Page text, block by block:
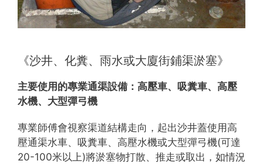
《沙井、化糞、雨水或大廈街鋪渠淤塞》
主要使用的專業通渠設備： 高壓車、吸糞車、高壓
水機、大型彈弓機
專業師傅會視察渠道結構走向，起出沙井蓋使用高
壓通渠水車、吸糞車、高壓水機或大型彈弓機(可達
20-100米以上)將淤塞物打散、推走或取出，如情況